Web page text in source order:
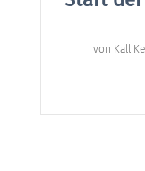
von Kall